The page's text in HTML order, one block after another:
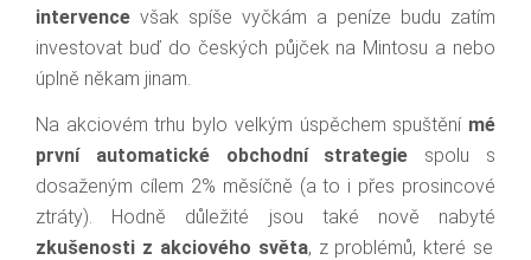
intervence však spíše vyčkám a peníze budu zatím
investovat buď do českých půjček na Mintosu a nebo
úplně někam jinam.
Na akciovém trhu bylo velkým úspěchem spuštění mé
první automatické obchodní strategie spolu s
dosaženým cílem 2% měsíčně (a to i přes prosincové
ztráty). Hodně důležité jsou také nově nabyté
zkušenosti z akciového světa, z problémů, které se